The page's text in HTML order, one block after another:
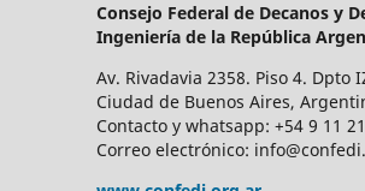
Consejo Federal de Decanos y
Ingeniería de la República
Av. Rivadavia 2358. Piso 4. Dpto
Ciudad de Buenos Aires,
Contacto y whatsapp: +54 9 11
Correo electrónico: